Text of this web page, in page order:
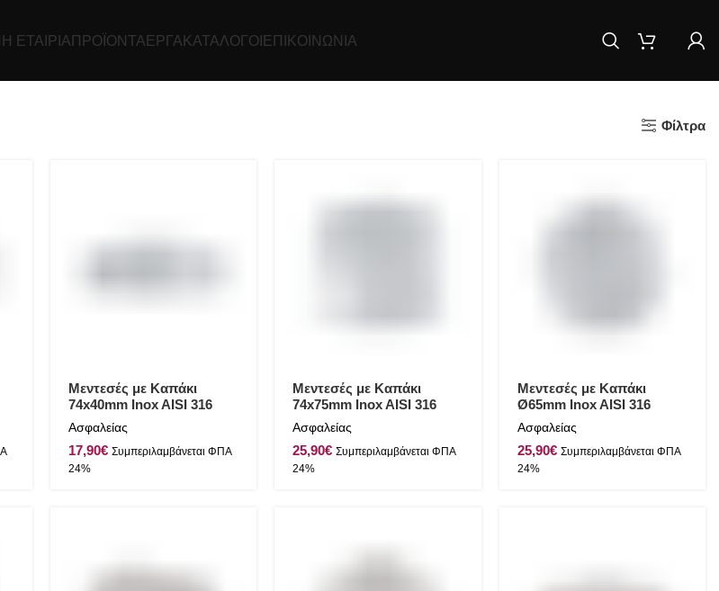
Η ΕΤΑΙΡΊΑ ΠΡΟΪΌΝΤΑ ΕΡΓΑ ΚΑΤΆΛΟΓΟΙ ΕΠΙΚΟΙΝΩΝΊΑ
Φίλτρα
Μεντεσές με Καπάκι
74x40mm Inox AISI 316
Γυαλιστερό
Ασφαλείας
€
Μεντεσές με Καπάκι
74x75mm Inox AISI 316
Γυαλιστερό
Ασφαλείας
€
Μεντεσές με Καπάκι
Ø65mm Inox AISI 316
Γυαλιστερό
Ασφαλείας
€